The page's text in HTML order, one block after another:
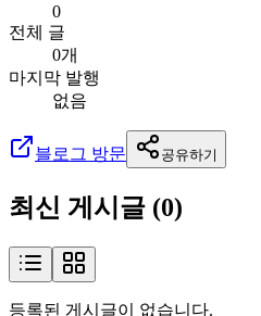
0
전체 글
0개
마지막 발행
없음
블로그 방문 공유하기
최신 게시글 (0)
등록된 게시글이 없습니다.